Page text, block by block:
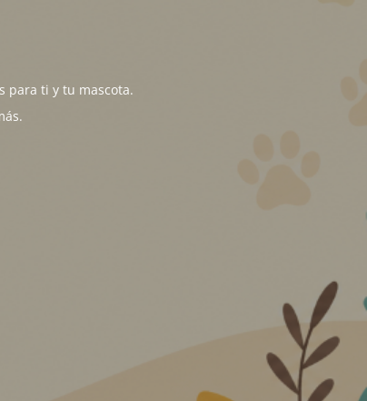
para ti y tu mascota.